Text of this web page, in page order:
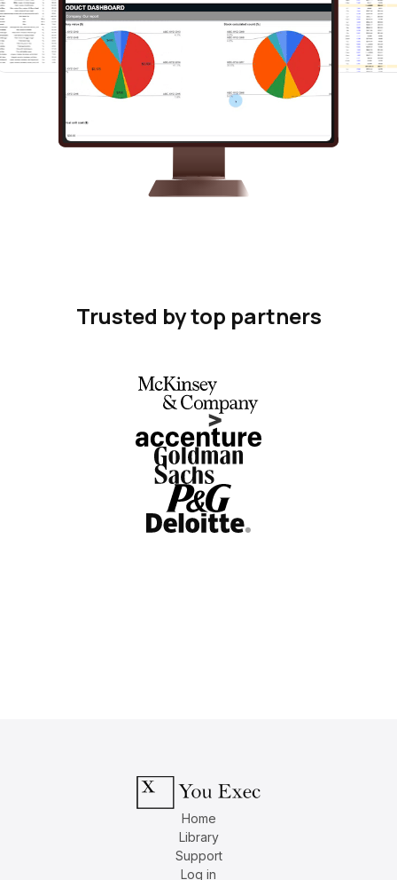
Trusted by top partners
Home
Library
Support
Log in